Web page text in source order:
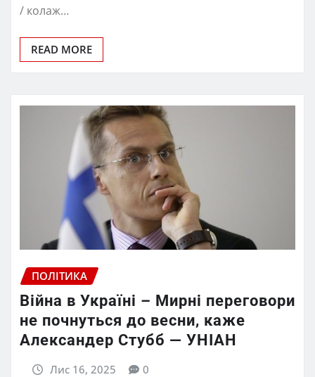
/ колаж…
READ MORE
ПОЛІТИКА
Війна в Україні – Мирні переговори
не почнуться до весни, каже
Александер Стубб — УНІАН
Лис 16, 2025 0